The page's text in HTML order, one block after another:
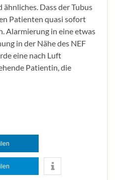
Dass der Tubus
Patienten quasi sofort
Alarmierung in eine etwas
in der Nähe des NEF
eine nach Luft
Patientin, die